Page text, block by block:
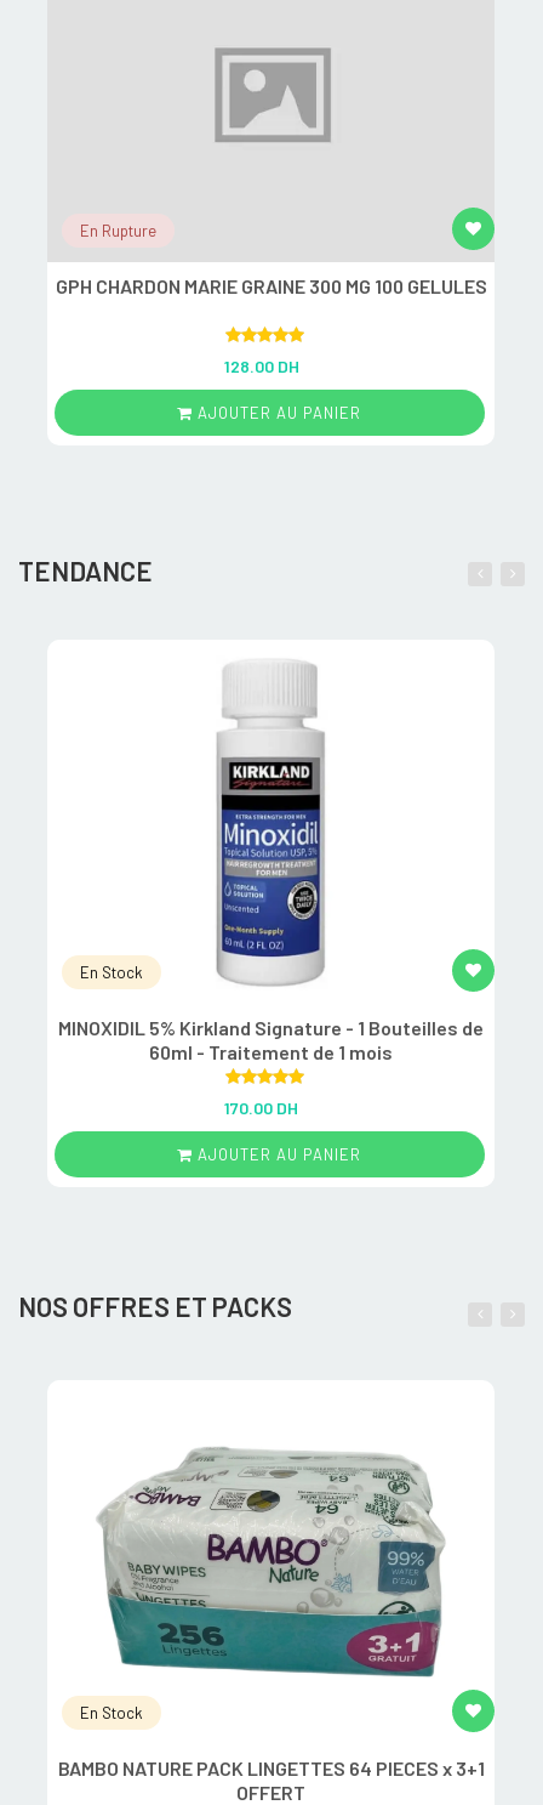
En Rupture
GPH CHARDON MARIE GRAINE 300 MG 100 GELULES
out of 5
128.00 DH
AJOUTER AU PANIER
TENDANCE
En Stock
MINOXIDIL 5% Kirkland Signature - 1 Bouteilles de
60ml - Traitement de 1 mois
out of 5
170.00 DH
AJOUTER AU PANIER
NOS OFFRES ET PACKS
En Stock
BAMBO NATURE PACK LINGETTES 64 PIECES x 3+1
OFFERT